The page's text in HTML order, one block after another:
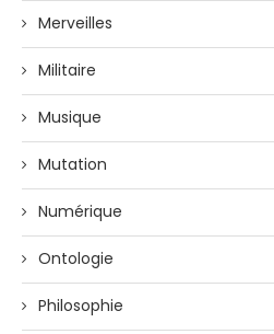
Merveilles
Militaire
Musique
Mutation
Numérique
Ontologie
Philosophie